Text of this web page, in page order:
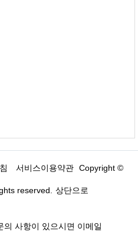
서비스이용약관 Copyright ©
reserved. 상단으로
의 사항이 있으시면 이메일